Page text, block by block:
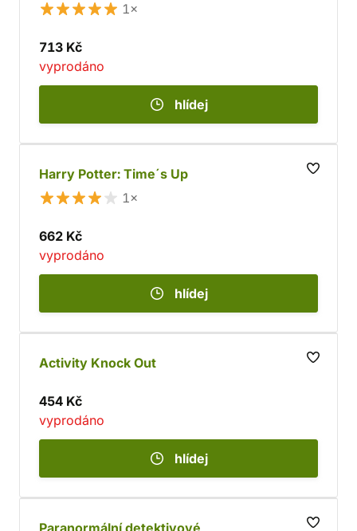
1×
713 Kč
vyprodáno
hlídej
Harry Potter: Time´s Up
1×
662 Kč
vyprodáno
hlídej
Activity Knock Out
454 Kč
vyprodáno
hlídej
Paranormální detektivové